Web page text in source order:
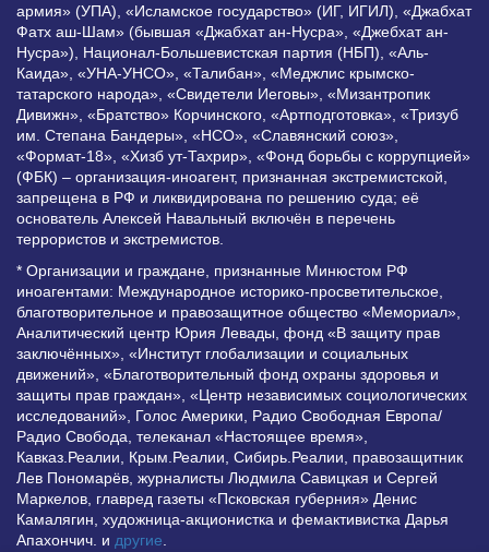
армия» (УПА), «Исламское государство» (ИГ, ИГИЛ), «Джабхат
Фатх аш-Шам» (бывшая «Джабхат ан-Нусра», «Джебхат ан-
Нусра»), Национал-Большевистская партия (НБП), «Аль-
Каида», «УНА-УНСО», «Талибан», «Меджлис крымско-
татарского народа», «Свидетели Иеговы», «Мизантропик
Дивижн», «Братство» Корчинского, «Артподготовка», «Тризуб
им. Степана Бандеры», «НСО», «Славянский союз»,
«Формат-18», «Хизб ут-Тахрир», «Фонд борьбы с коррупцией»
(ФБК) – организация-иноагент, признанная экстремистской,
запрещена в РФ и ликвидирована по решению суда; её
основатель Алексей Навальный включён в перечень
террористов и экстремистов.
* Организации и граждане, признанные Минюстом РФ
иноагентами: Международное историко-просветительское,
благотворительное и правозащитное общество «Мемориал»,
Аналитический центр Юрия Левады, фонд «В защиту прав
заключённых», «Институт глобализации и социальных
движений», «Благотворительный фонд охраны здоровья и
защиты прав граждан», «Центр независимых социологических
исследований», Голос Америки, Радио Свободная Европа/
Радио Свобода, телеканал «Настоящее время»,
Кавказ.Реалии, Крым.Реалии, Сибирь.Реалии, правозащитник
Лев Пономарёв, журналисты Людмила Савицкая и Сергей
Маркелов, главред газеты «Псковская губерния» Денис
Камалягин, художница-акционистка и фемактивистка Дарья
Апахончич. и другие